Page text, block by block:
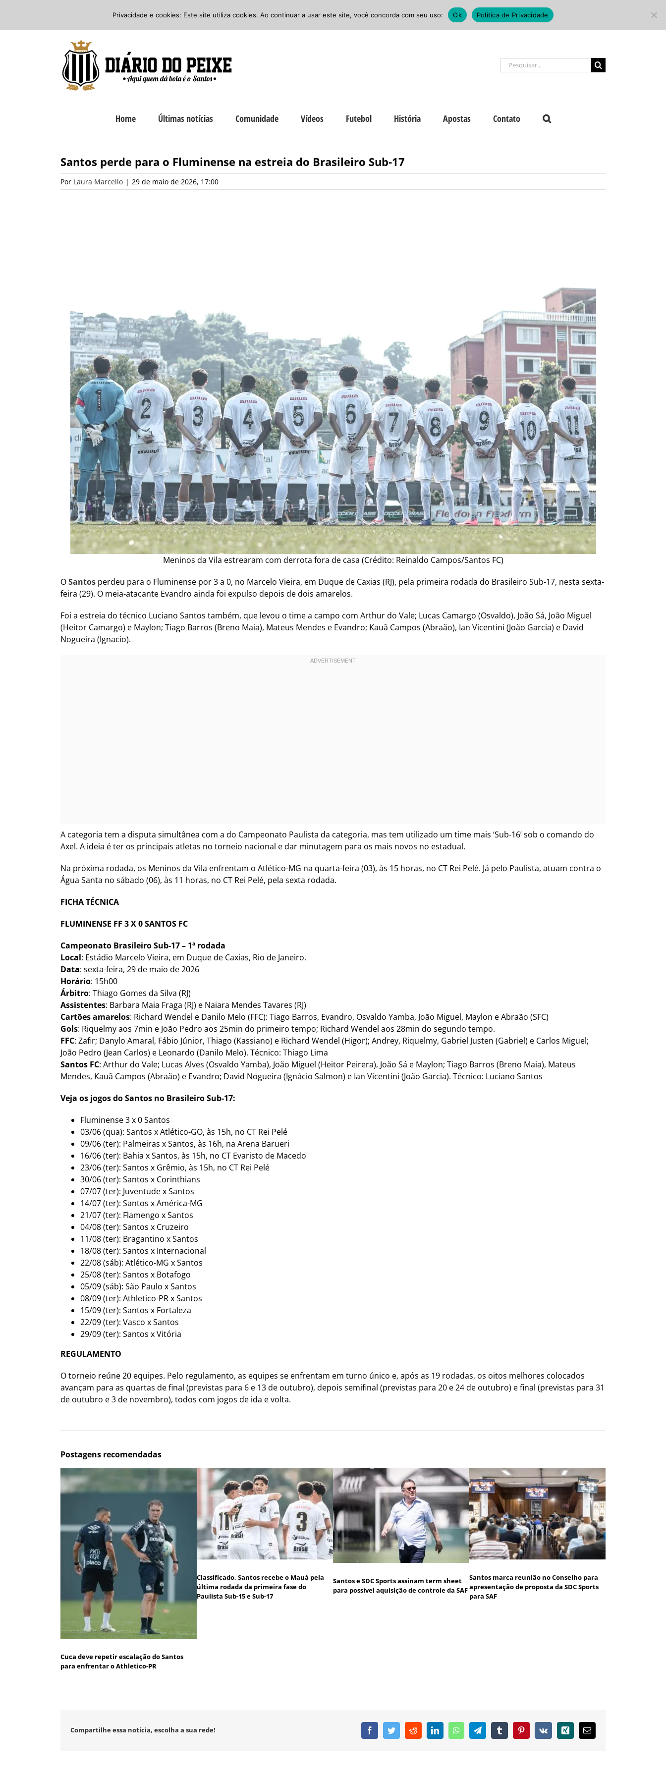
o
Facebook
Instagram
Buscar
resultados
Home Últimas notícias Comunidade Vídeos Futebol História Apostas Contato
Santos perde para o Fluminense na estreia do Brasileiro Sub-17
Por Laura Marcello | 29 de maio de 2026, 17:00
Meninos da Vila estrearam com derrota fora de casa (Crédito: Reinaldo Campos/Santos FC)
OSantos perdeu para o Fluminense por 3 a 0, no Marcelo Vieira, em Duque de Caxias (RJ), pela primeira rodada do Brasileiro Sub-17, nesta sexta-
feira (29). O meia-atacante Evandro ainda foi expulso depois de dois amarelos.
Foi a estreia do técnico Luciano Santos também, que levou o time a campo com Arthur do Vale; Lucas Camargo (Osvaldo), João Sá, João Miguel
(Heitor Camargo) e Maylon; Tiago Barros (Breno Maia), Mateus Mendes e Evandro; Kauã Campos (Abraão), Ian Vicentini (João Garcia) e David
Nogueira (Ignacio).
A categoria tem a disputa simultânea com a do Campeonato Paulista da categoria, mas tem utilizado um time mais ‘Sub-16’ sob o comando do
Axel. A ideia é ter os principais atletas no torneio nacional e dar minutagem para os mais novos no estadual.
Na próxima rodada, os Meninos da Vila enfrentam o Atlético-MG na quarta-feira (03), às 15 horas, no CT Rei Pelé. Já pelo Paulista, atuam contra o
Água Santa no sábado (06), às 11 horas, no CT Rei Pelé, pela sexta rodada.
FICHA TÉCNICA
FLUMINENSE FF 3 X 0 SANTOS FC
Campeonato Brasileiro Sub-17 – 1ª rodada
Local: Estádio Marcelo Vieira, em Duque de Caxias, Rio de Janeiro.
Data: sexta-feira, 29 de maio de 2026
Horário: 15h00
Árbitro: Thiago Gomes da Silva (RJ)
Assistentes: Barbara Maia Fraga (RJ) e Naiara Mendes Tavares (RJ)
Cartões amarelos: Richard Wendel e Danilo Melo (FFC): Tiago Barros, Evandro, Osvaldo Yamba, João Miguel, Maylon e Abraão (SFC)
Gols: Riquelmy aos 7min e João Pedro aos 25min do primeiro tempo; Richard Wendel aos 28min do segundo tempo.
FFC: Zafir; Danylo Amaral, Fábio Júnior, Thiago (Kassiano) e Richard Wendel (Higor); Andrey, Riquelmy, Gabriel Justen (Gabriel) e Carlos Miguel;
João Pedro (Jean Carlos) e Leonardo (Danilo Melo). Técnico: Thiago Lima
Santos FC: Arthur do Vale; Lucas Alves (Osvaldo Yamba), João Miguel (Heitor Peirera), João Sá e Maylon; Tiago Barros (Breno Maia), Mateus
Mendes, Kauã Campos (Abraão) e Evandro; David Nogueira (Ignácio Salmon) e Ian Vicentini (João Garcia). Técnico: Luciano Santos
Veja os jogos do Santos no Brasileiro Sub-17:
Fluminense 3 x 0 Santos
03/06 (qua): Santos x Atlético-GO, às 15h, no CT Rei Pelé
09/06 (ter): Palmeiras x Santos, às 16h, na Arena Barueri
16/06 (ter): Bahia x Santos, às 15h, no CT Evaristo de Macedo
23/06 (ter): Santos x Grêmio, às 15h, no CT Rei Pelé
30/06 (ter): Santos x Corinthians
07/07 (ter): Juventude x Santos
14/07 (ter): Santos x América-MG
21/07 (ter): Flamengo x Santos
04/08 (ter): Santos x Cruzeiro
11/08 (ter): Bragantino x Santos
18/08 (ter): Santos x Internacional
22/08 (sáb): Atlético-MG x Santos
25/08 (ter): Santos x Botafogo
05/09 (sáb): São Paulo x Santos
08/09 (ter): Athletico-PR x Santos
15/09 (ter): Santos x Fortaleza
22/09 (ter): Vasco x Santos
29/09 (ter): Santos x Vitória
REGULAMENTO
O torneio reúne 20 equipes. Pelo regulamento, as equipes se enfrentam em turno único e, após as 19 rodadas, os oitos melhores colocados
avançam para as quartas de final (previstas para 6 e 13 de outubro), depois semifinal (previstas para 20 e 24 de outubro) e final (previstas para 31
de outubro e 3 de novembro), todos com jogos de ida e volta.
Postagens recomendadas
Cuca deve repetir escalação do Santos
para enfrentar o Athletico-PR
Classificado, Santos recebe o Mauá pela
última rodada da primeira fase do
Paulista Sub-15 e Sub-17
Santos e SDC Sports assinam term sheet
para possível aquisição de controle da SAF
Santos marca reunião no Conselho para
apresentação de proposta da SDC Sports
para SAF
Compartilhe essa notícia, escolha a sua rede! FacebookTwitterRedditLinkedInWhatsAppTelegramTumblr PinterestVk Xing
E-
mail
Privacidade e cookies: Este site utiliza cookies. Ao continuar a usar este site, você concorda com seu uso: Ok Política de Privacidade